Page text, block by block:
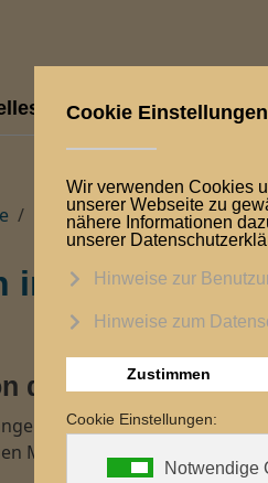
Angebote Über
Logbuch
im September
der DE
haben wir nichts von uns
Matrosenwechsel und